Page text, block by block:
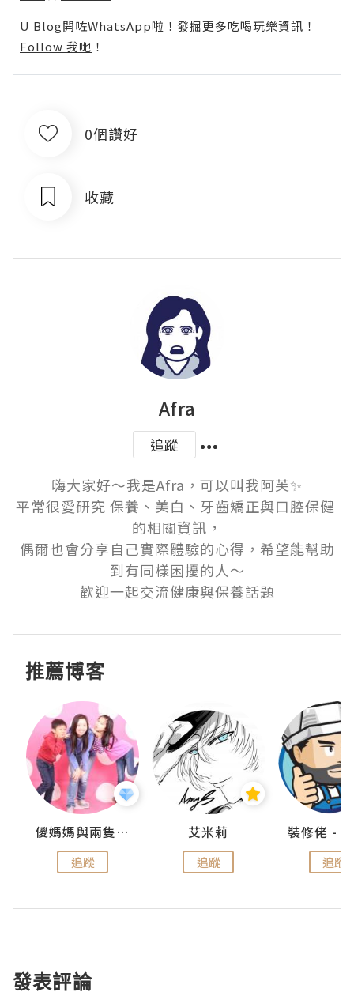
U Blog開咗WhatsApp啦！發掘更多吃喝玩樂資訊！
Follow 我哋 ！
0個讚好
收藏
Afra
追蹤
嗨大家好～我是Afra，可以叫我阿芙✨
平常很愛研究 保養、美白、牙齒矯正與口腔保健
的相關資訊，
偶爾也會分享自己實際體驗的心得，希望能幫助
到有同樣困擾的人～
歡迎一起交流健康與保養話題
推薦博客
儍媽媽與兩隻小魔怪之家
追蹤
艾米莉
追蹤 追蹤
發表評論